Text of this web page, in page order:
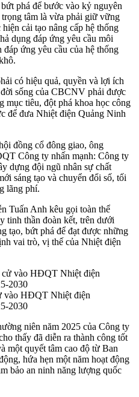
phá để bước vào kỷ nguyên
tâm là vừa phải giữ vững
cải tạo nâng cấp hệ thống
dụng đáp ứng yêu cầu môi
ứng yêu cầu của hệ thống
có hiệu quả, quyền và lợi ích
sống của CBCNV phải được
mục tiêu, đột phá khoa học công
để đưa Nhiệt điện Quảng Ninh
đồng cổ đông giao, ông
Công ty nhấn mạnh: Công ty
dựng đội ngũ nhân sự chất
sáng tạo và chuyển đổi số, tối
lãng phí.
Tuấn Anh kêu gọi toàn thể
tinh thần đoàn kết, trên dưới
tạo, bứt phá để đạt được những
vai trò, vị thế của Nhiệt điện
vào HĐQT Nhiệt điện
2030
niên năm 2025 của Công ty
thấy đã diễn ra thành công tốt
một quyết tâm cao độ từ Ban
hứa hẹn một năm hoạt động
bảo an ninh năng lượng quốc